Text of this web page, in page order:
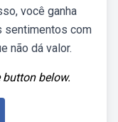
você ganha
sentimentos com
não dá valor.
below.